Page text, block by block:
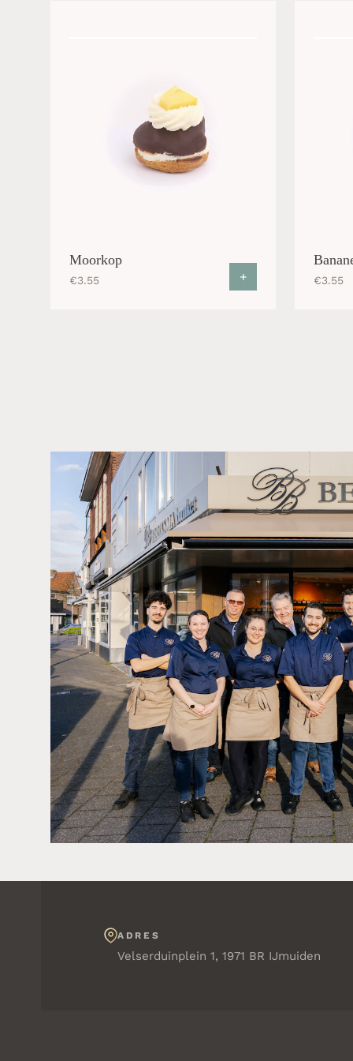
Moorkop
€3.55 + €3.55
ADRES
Velserduinplein 1, 1971 BR IJmuiden